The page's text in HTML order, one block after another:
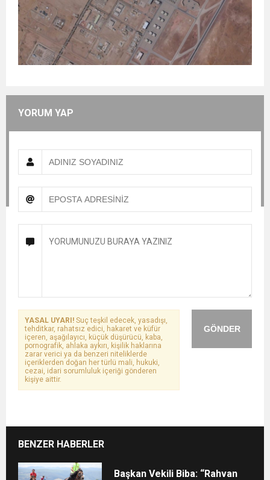
YORUM YAP
GÖNDER
YASAL UYARI! Suç teşkil edecek, yasadışı,
tehditkar, rahatsız edici, hakaret ve küfür
içeren, aşağılayıcı, küçük düşürücü, kaba,
pornografik, ahlaka aykırı, kişilik haklarına
zarar verici ya da benzeri niteliklerde
içeriklerden doğan her türlü mali, hukuki,
cezai, idari sorumluluk içeriği gönderen
kişiye aittir.
BENZER HABERLER
Başkan Vekili Biba: “Rahvan